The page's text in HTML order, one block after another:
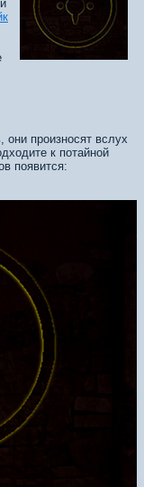
они произносят вслух
к потайной
появится: